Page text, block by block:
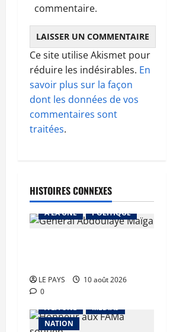
commentaire.
Ce site utilise Akismet pour
réduire les indésirables. En
savoir plus sur la façon
dont les données de vos
commentaires sont
traitées.
HISTOIRES CONNEXES
A LA UNE POLITIQUE
LE PAYS
10 août 2026
0
A LA UNE
MEDIAS
NATION